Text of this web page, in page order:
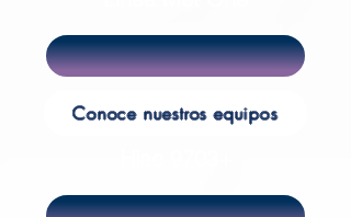
Conoce nuestros equipos